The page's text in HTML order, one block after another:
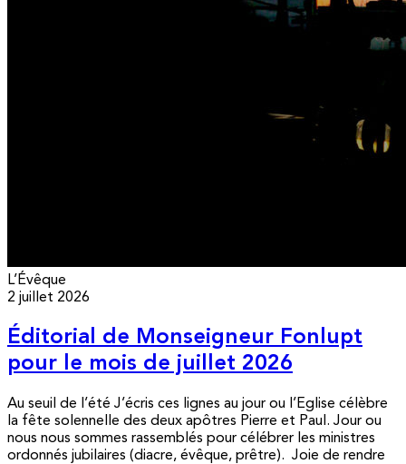
L’Évêque
2 juillet 2026
Éditorial de Monseigneur Fonlupt
pour le mois de juillet 2026
Au seuil de l’été J’écris ces lignes au jour ou l’Eglise célèbre
la fête solennelle des deux apôtres Pierre et Paul. Jour ou
nous nous sommes rassemblés pour célébrer les ministres
ordonnés jubilaires (diacre, évêque, prêtre). Joie de rendre